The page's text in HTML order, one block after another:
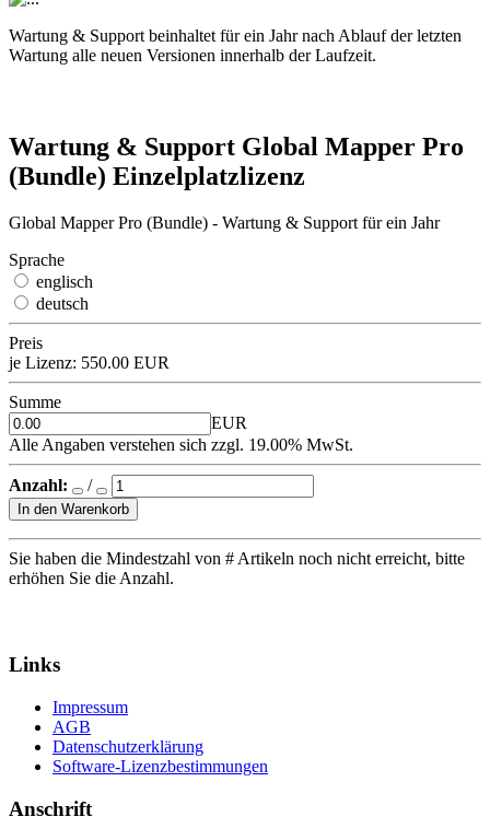
Wartung & Support beinhaltet für ein Jahr nach Ablauf der letzten
Wartung alle neuen Versionen innerhalb der Laufzeit.
Wartung & Support Global Mapper Pro
(Bundle) Einzelplatzlizenz
Global Mapper Pro (Bundle) - Wartung & Support für ein Jahr
Sprache
englisch
deutsch
Preis
je Lizenz: 550.00 EUR
Summe
EUR
Alle Angaben verstehen sich zzgl. 19.00% MwSt.
Anzahl: /
In den Warenkorb
Sie haben die Mindestzahl von # Artikeln noch nicht erreicht, bitte
erhöhen Sie die Anzahl.
Links
Impressum
AGB
Datenschutzerklärung
Software-Lizenzbestimmungen
Anschrift